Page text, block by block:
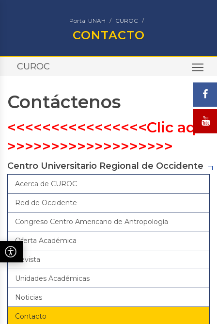
Portal UNAH CUROC
CONTACTO
CUROC
Contáctenos
<<<<<<<<<<<<<<<<Clic aquí
>>>>>>>>>>>>>>>>>>>
Centro Universitario Regional de Occidente
Acerca de CUROC
Red de Occidente
Congreso Centro Americano de Antropología
Oferta Académica
Revista
Unidades Académicas
Noticias
Contacto